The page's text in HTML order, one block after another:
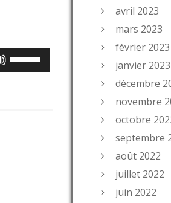
les
avril 2023
mars 2023
février 2023
janvier 2023
décembre
novembre
octobre
septembre
août 2022
juillet 2022
juin 2022